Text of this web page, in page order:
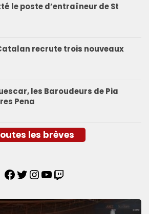
le poste d’entraîneur de St
recrute trois nouveaux
les Baroudeurs de Pia
Pena
les brèves